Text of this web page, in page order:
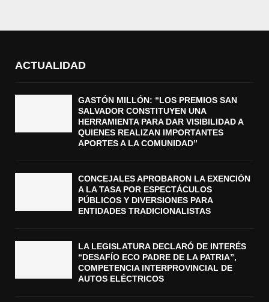
ACTUALIDAD
GASTÓN MILLÓN: “LOS PREMIOS SAN
SALVADOR CONSTITUYEN UNA
HERRAMIENTA PARA DAR VISIBILIDAD A
QUIENES REALIZAN IMPORTANTES
APORTES A LA COMUNIDAD”
CONCEJALES APROBARON LA EXENCIÓN
A LA TASA POR ESPECTÁCULOS
PÚBLICOS Y DIVERSIONES PARA
ENTIDADES TRADICIONALISTAS
LA LEGISLATURA DECLARÓ DE INTERÉS
“DESAFÍO ECO PADRE DE LA PATRIA”,
COMPETENCIA INTERPROVINCIAL DE
AUTOS ELÉCTRICOS